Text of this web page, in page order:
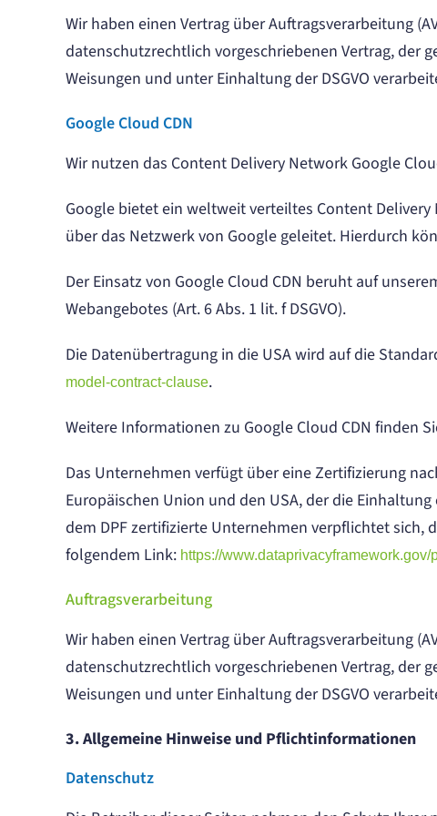
Wir haben einen Vertrag über Auftragsverarbeitung
datenschutzrechtlich vorgeschriebenen Vertrag, der
Weisungen und unter Einhaltung der DSGVO
Google Cloud CDN
Wir nutzen das Content Delivery Network Google
Google bietet ein weltweit verteiltes Content
über das Netzwerk von Google geleitet. Hierdurch
Der Einsatz von Google Cloud CDN beruht auf
Webangebotes (Art. 6 Abs. 1 lit. f DSGVO).
Die Datenübertragung in die USA wird auf die
model-contract-clause.
Weitere Informationen zu Google Cloud CDN finden
Das Unternehmen verfügt über eine Zertifizierung
Europäischen Union und den USA, der die
dem DPF zertifizierte Unternehmen verpflichtet
folgendem Link: https://www.dataprivacyframework.gov/
Auftragsverarbeitung
Wir haben einen Vertrag über Auftragsverarbeitung
datenschutzrechtlich vorgeschriebenen Vertrag, der
Weisungen und unter Einhaltung der DSGVO
3. Allgemeine Hinweise und Pflicht­informationen
Datenschutz